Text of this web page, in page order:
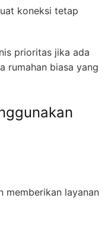
koneksi tetap
prioritas jika ada
rumahan biasa yang
memberikan layanan